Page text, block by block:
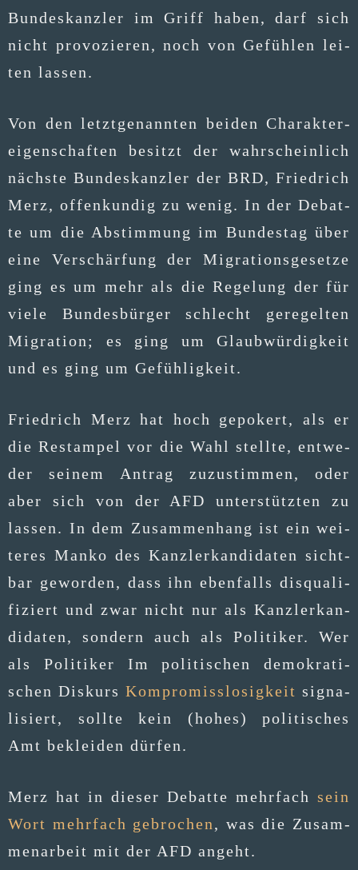
Bun­des­kanz­ler im Griff haben, darf sich
nicht pro­vo­zie­ren, noch von Gefüh­len lei­
ten lassen.
Von den letzt­ge­nann­ten bei­den Cha­rak­ter­
ei­gen­schaf­ten besitzt der wahr­schein­lich
nächs­te Bun­des­kanz­ler der BRD, Fried­rich
Merz, offen­kun­dig zu wenig. In der Debat­
te um die Abstim­mung im Bun­des­tag über
eine Ver­schär­fung der Migra­ti­ons­ge­set­ze
ging es um mehr als die Rege­lung der für
vie­le Bun­des­bür­ger schlecht gere­gel­ten
Migra­ti­on; es ging um Glaub­wür­dig­keit
und es ging um Gefühligkeit.
Fried­rich Merz hat hoch gepo­kert, als er
die Restam­pel vor die Wahl stell­te, ent­we­
der sei­nem Antrag zuzu­stim­men, oder
aber sich von der AFD unter­stütz­ten zu
las­sen. In dem Zusam­men­hang ist ein wei­
te­res Man­ko des Kanz­ler­kan­di­da­ten sicht­
bar gewor­den, dass ihn eben­falls dis­qua­li­
fi­ziert und zwar nicht nur als Kanz­ler­kan­
di­da­ten, son­dern auch als Poli­ti­ker. Wer
als Poli­ti­ker Im poli­ti­schen demo­kra­ti­
schen Dis­kurs Kom­pro­miss­lo­sig­keit signa­
li­siert, soll­te kein (hohes) poli­ti­sches
Amt beklei­den dürfen.
Merz hat in die­ser Debat­te mehr­fach sein
Wort mehr­fach gebro­chen, was die Zusam­
men­ar­beit mit der AFD angeht.